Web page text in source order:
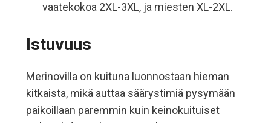
vaatekokoa 2XL-3XL, ja miesten XL-2XL.
Istuvuus
Merinovilla on kuituna luonnostaan hieman
kitkaista, mikä auttaa säärystimiä pysymään
paikoillaan paremmin kuin keinokuituiset